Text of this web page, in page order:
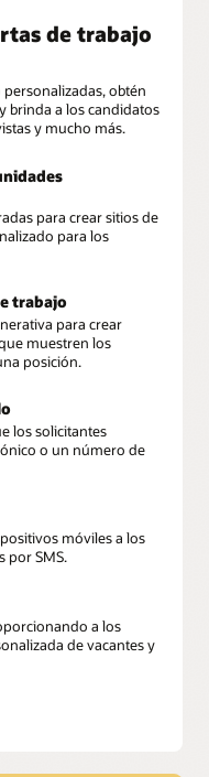
de trabajo
obtén
brinda a los candidatos
y mucho más.
para crear sitios de
para los
trabajo
para crear
muestren los
posición.
los solicitantes
o un número de
móviles a los
por SMS.
a los
de vacantes y